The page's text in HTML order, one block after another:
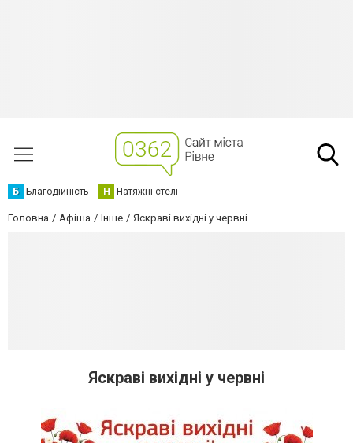
Б Благодійність Н Натяжні стелі
Головна Афіша Інше Яскраві вихідні у червні
Яскраві вихідні у червні